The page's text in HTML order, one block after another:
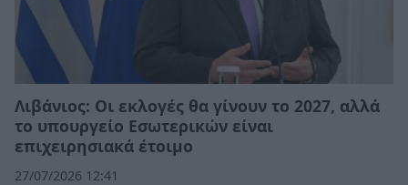
Λιβάνιος: Οι εκλογές θα γίνουν το 2027, αλλά
το υπουργείο Εσωτερικών είναι
επιχειρησιακά έτοιμο
27/07/2026 12:41